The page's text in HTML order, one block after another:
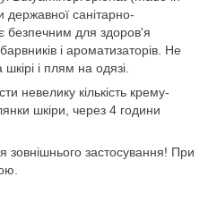
державної санітарно-
є безпечним для здоров'я
і ароматизаторів. Не
і плям на одязі.
невелику кількість крему-
шкіри, через 4 години
зовнішнього застосування! При